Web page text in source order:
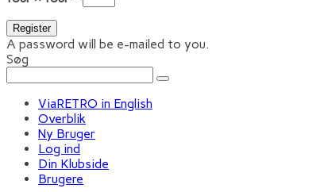
A password will be e-mailed to you.
Søg
ViaRETRO in English
Overblik
Ny Bruger
Log ind
Din Klubside
Brugere